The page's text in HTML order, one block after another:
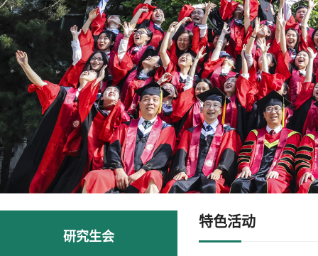
研究生会
特色活动